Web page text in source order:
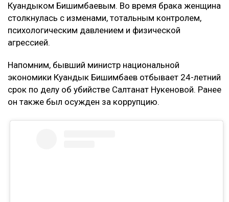
Куандыком Бишимбаевым. Во время брака женщина
столкнулась с изменами, тотальным контролем,
психологическим давлением и физической
агрессией.
Напомним, бывший министр национальной
экономики Куандык Бишимбаев отбывает 24-летний
срок по делу об убийстве Салтанат Нукеновой. Ранее
он также был осужден за коррупцию.